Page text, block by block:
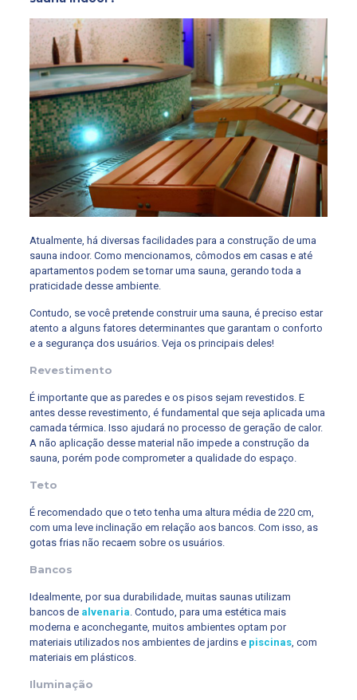
Atualmente, há diversas facilidades para a construção de uma
sauna indoor. Como mencionamos, cômodos em casas e até
apartamentos podem se tornar uma sauna, gerando toda a
praticidade desse ambiente.
Contudo, se você pretende construir uma sauna, é preciso estar
atento a alguns fatores determinantes que garantam o conforto
e a segurança dos usuários. Veja os principais deles!
Revestimento
É importante que as paredes e os pisos sejam revestidos. E
antes desse revestimento, é fundamental que seja aplicada uma
camada térmica. Isso ajudará no processo de geração de calor.
A não aplicação desse material não impede a construção da
sauna, porém pode comprometer a qualidade do espaço.
Teto
É recomendado que o teto tenha uma altura média de 220 cm,
com uma leve inclinação em relação aos bancos. Com isso, as
gotas frias não recaem sobre os usuários.
Bancos
Idealmente, por sua durabilidade, muitas saunas utilizam
bancos de alvenaria. Contudo, para uma estética mais
moderna e aconchegante, muitos ambientes optam por
materiais utilizados nos ambientes de jardins e piscinas, com
materiais em plásticos.
Iluminação